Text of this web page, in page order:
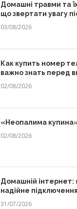
Домашні травми та
що звертати увагу
03/08/2026
Как купить номер
важно знать перед
02/08/2026
«Неопалима
02/08/2026
Домашній інтернет:
надійне
31/07/2026